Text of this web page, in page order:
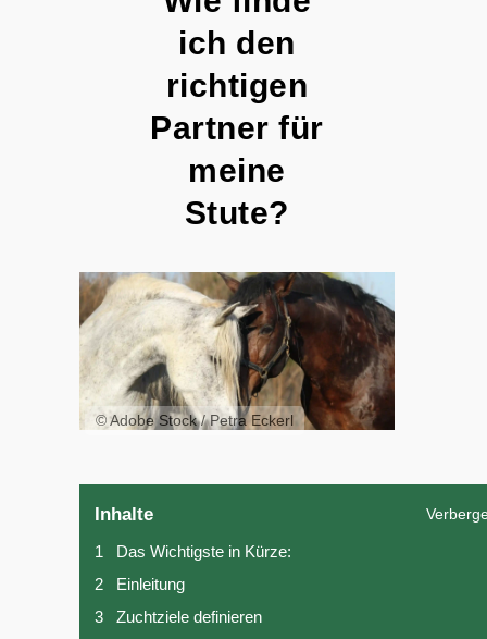
ich den
richtigen
Partner für
meine
Stute?
© Adobe Stock / Petra Eckerl
Inhalte
1
Das Wichtigste in Kürze:
2
Einleitung
3
Zuchtziele definieren